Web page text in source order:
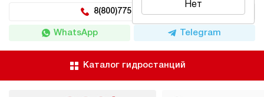
Нет
8(800)775-04-62 доб 2
WhatsApp Telegram
Каталог гидростанций